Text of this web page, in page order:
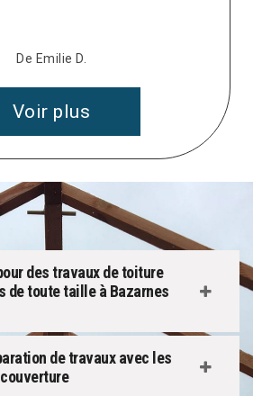
De Emilie D.
Voir plus
des travaux de toiture
de toute taille à Bazarnes
de travaux avec les